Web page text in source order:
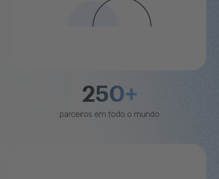
250+
parceiros em todo o mundo